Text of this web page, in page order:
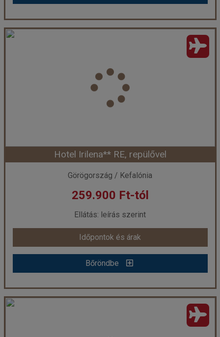
Hotel Palatino *** RE, repülővel
Város:Lixouri
Utazás módja:
Repülővel
Ellátás:
Reggeli
Szálláskategória:Hotel ***
2 ágyas kertre néző pótágyazható szoba
Időpont: 2026-09-11 | 7 éj
már 259.900 Ft-tól
Időpontok és árak
Bőröndbe
Hotel Irilena** RE, repülővel
Görögország / Kefalónia
259.900 Ft-tól
Ellátás: leírás szerint
Időpontok és árak
Bőröndbe
Hotel Irilena** RE, repülővel